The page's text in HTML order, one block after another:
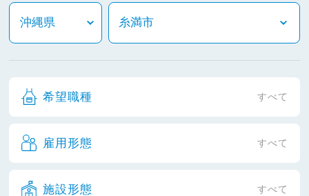
希望職種 すべて
雇用形態 すべて
施設形態 すべて